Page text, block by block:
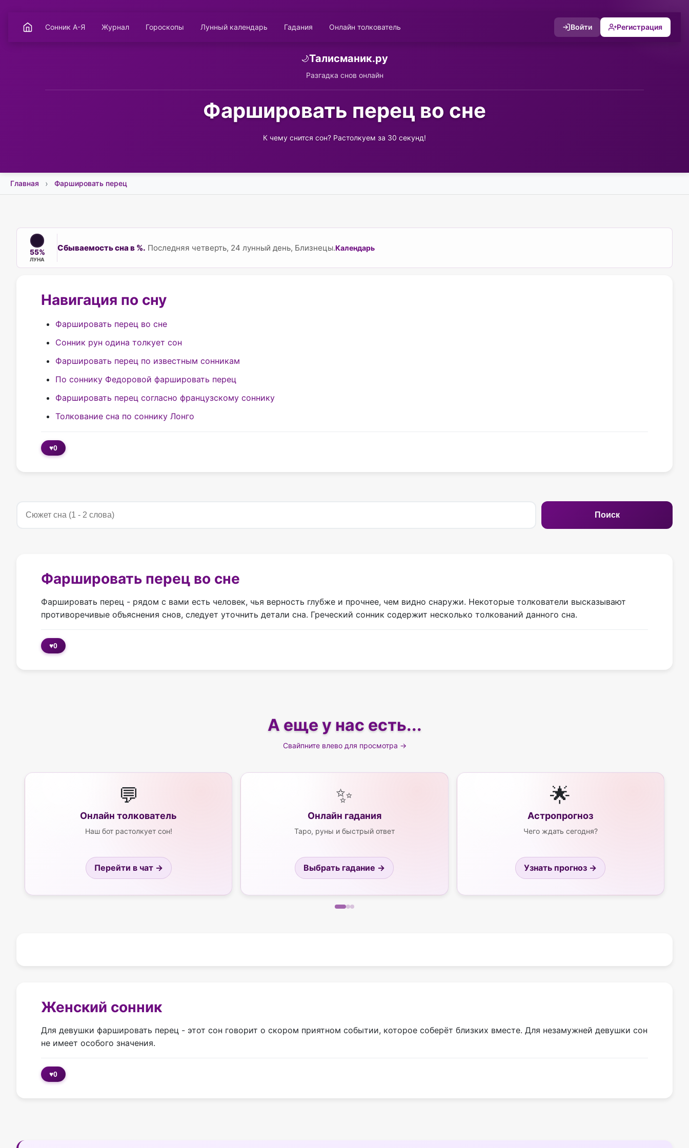
Сонник А-Я Журнал Гороскопы Лунный календарь Гадания Онлайн толкователь Войти Регистрация
🌙Талисманик.ру
Разгадка снов онлайн
Фаршировать перец во сне
К чему снится сон? Растолкуем за 30 секунд!
Главная Фаршировать перец
55%
ЛУНА
Сбываемость сна в %. Последняя четверть, 24 лунный день, Близнецы.Календарь
Навигация по сну
Фаршировать перец во сне
Сонник рун одина толкует сон
Фаршировать перец по известным сонникам
По соннику Федоровой фаршировать перец
Фаршировать перец согласно французскому соннику
Толкование сна по соннику Лонго
♥0
Поиск
Фаршировать перец во сне
Фаршировать перец - рядом с вами есть человек, чья верность глубже и прочнее, чем видно снаружи. Некоторые толкователи высказывают
противоречивые объяснения снов, следует уточнить детали сна. Греческий сонник содержит несколько толкований данного сна.
♥0
А еще у нас есть...
Свайпните влево для просмотра →
💬
Онлайн толкователь
Наш бот растолкует сон!
Перейти в чат →
✨
Онлайн гадания
Таро, руны и быстрый ответ
Выбрать гадание →
🌟
Астропрогноз
Чего ждать сегодня?
Узнать прогноз →
Женский сонник
Для девушки фаршировать перец - этот сон говорит о скором приятном событии, которое соберёт близких вместе. Для незамужней девушки сон
не имеет особого значения.
♥0